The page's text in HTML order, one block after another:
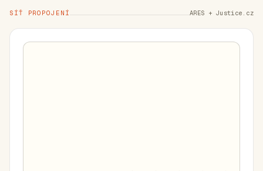
SÍŤ PROPOJENÍ ARES + Justice.cz